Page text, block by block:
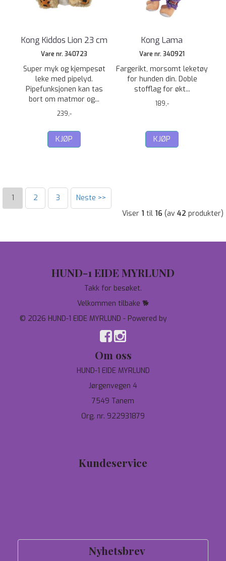
Kong Kiddos Lion 23 cm
Vare nr. 340723
Super myk og kjempesøt
leke med pipelyd.
Pipefunksjonen kan tas
bort om matmor og...
239,-
KJØP
Kong Lama
Vare nr. 340921
Fargerikt, morsomt leketøy
for hunden din. Doble
stofflag for økt...
189,-
KJØP
1 2 3
Neste >>
Viser 1 til 16 (av 42 produkter)
HUND-1 EIDE MYRLUND
Takk for besøket.
Velkommen tilbake 🐕
© 2026 HUND-1 EIDE MYRLUND - Powered by
Om oss
HUND-1 EIDE MYRLUND
Jørgenvegen 4
7549 Tanem
Org. nr. 922931879
Kundeservice
Nyhetsbrev